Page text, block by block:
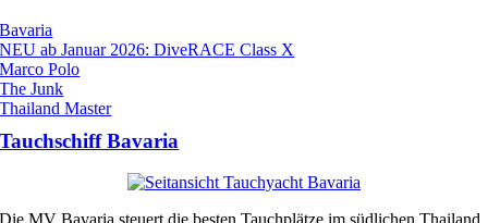
Bavaria
NEU ab Januar 2026: DiveRACE Class X
Marco Polo
The Junk
Thailand Master
Tauchschiff Bavaria